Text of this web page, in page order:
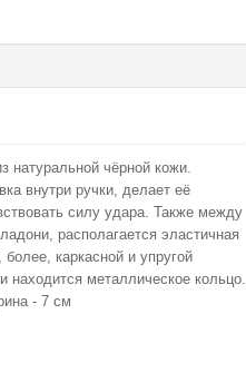
натуральной чёрной кожи.
внутри ручки, делает её
силу удара. Также между
располагается эластичная
каркасной и упругой
находится металлическое кольцо.
- 7 см